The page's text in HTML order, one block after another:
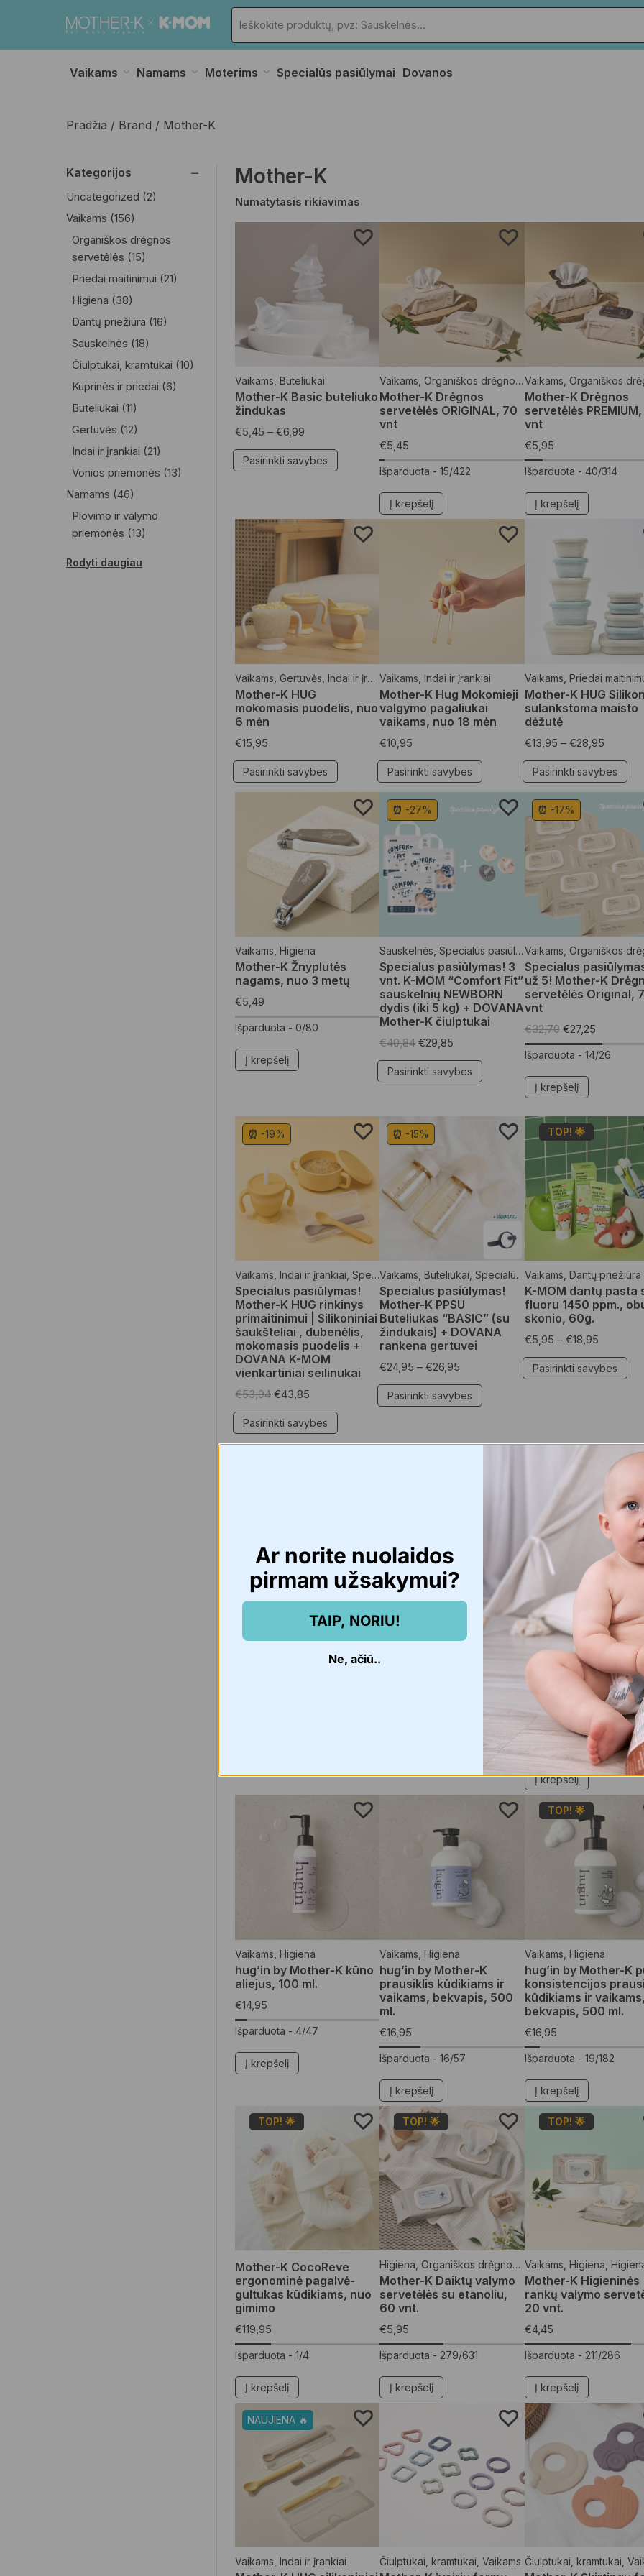
Vaikams Namams Moterims Specialūs pasiūlymai Dovanos
Pradžia Brand Mother-K
Mother-K
Vaikams Buteliukai
Mother-K Basic buteliuko
žindukas
€5,45 – €6,99
Pasirinkti savybes
Vaikams Organiškos drėgnos servetėlės
Mother-K Drėgnos
servetėlės ORIGINAL, 70
vnt
€5,45
Išparduota -15/422
Į krepšelį
Vaikams Organiškos drėgnos
Mother-K Drėgnos
servetėlės
vnt
€5,95
Išparduota - 40/314
Į krepšelį
Vaikams Gertuvės Indai ir įrankiai
Mother-K HUG
mokomasis puodelis, nuo
6 mėn
€15,95
Pasirinkti savybes
Vaikams ,Indai ir įrankiai
Mother-K Hug Mokomieji
valgymo pagaliukai
vaikams, nuo 18 mėn
€10,95
Pasirinkti savybes
Vaikams Priedai
Mother-K HUG
sulankstoma maisto
dėžutė
€13,95 – €28,95
Pasirinkti savybes
Vaikams Higiena
Mother-K Žnyplutės
nagams, nuo 3 metų
€5,49
Išparduota - 0/80
Į krepšelį
⏰ -27%
Sauskelnės ,Specialūs pasiūlymai ,Vaikams
Specialus pasiūlymas! 3
vnt. K-MOM “Comfort Fit”
sauskelnių NEWBORN
dydis (iki 5 kg) + DOVANA
Mother-K čiulptukai
€40,84 €29,85
Pasirinkti savybes
⏰ -17%
Vaikams Organiškos drėgnos
Specialus
už 5! Mother-K
servetėlės Original,
vnt
€32,70 €27,25
Išparduota - 14/26
Į krepšelį
⏰ -19%
Vaikams Indai ir įrankiai Specialūs pasiūlymai
Specialus pasiūlymas!
Mother-K HUG rinkinys
primaitinimui | Silikoniniai
šaukšteliai , dubenėlis,
mokomasis puodelis +
DOVANA K-MOM
vienkartiniai seilinukai
€53,94 €43,85
Pasirinkti savybes
⏰ -15%
Vaikams ,Buteliukai ,Specialūs pasiūlymai
Specialus pasiūlymas!
Mother-K PPSU
Buteliukas “BASIC” (su
žindukais) + DOVANA
rankena gertuvei
€24,95 –€26,95
Pasirinkti savybes
TOP! 🌟
Vaikams Dantų priežiūra
K-MOM dantų pasta
fluoru 1450 ppm.,
skonio, 60g.
€5,95 – €18,95
Pasirinkti savybes
Namams,Namų reikmenys
Mother-K Life
Nerūdijančio plieno
maišymo indų rinkinys, 4
Vaikams,Čiulptukai, kramtukai
Mother-K Multifunkcinis
Specialūs pasiūlymai,
Specialus
Mother-K “PUCOCO”
sulankstoma vonelė +
DOVANA hugin’ by
Mother-K putų
konsistencijos
kūdikiams ir vaikams
€76,94 €59,99
Išparduota -0/10
Į krepšelį
Vaikams Higiena
hug’in by Mother-K kūno
aliejus, 100 ml.
€14,95
Išparduota - 4/47
Į krepšelį
Vaikams ,Higiena
hug’in by Mother-K
prausiklis kūdikiams ir
vaikams, bekvapis, 500
ml.
€16,95
Išparduota -16/57
Į krepšelį
TOP! 🌟
Vaikams Higiena
hug’in by Mother-K
konsistencijos
kūdikiams ir vaikams,
bekvapis, 500 ml.
€16,95
Išparduota - 19/182
Į krepšelį
TOP! 🌟
Mother-K CocoReve
ergonominė pagalvė-
gultukas kūdikiams, nuo
gimimo
€119,95
Išparduota - 1/4
Į krepšelį
TOP! 🌟
Higiena Organiškos drėgnos servetėlės ,Vaikams
Mother-K Daiktų valymo
servetėlės su etanoliu,
60 vnt.
€5,95
Išparduota - 279/631
Į krepšelį
TOP! 🌟
Vaikams Higiena
Mother-K Higieninės
rankų valymo
20 vnt.
€4,45
Išparduota - 211/286
Į krepšelį
NAUJIENA 🔥
Vaikams Indai ir įrankiai Čiulptukai, kramtukai ,Vaikams Čiulptukai, kramtukai
Kategorijos
Uncategorized (2)
Vaikams (156)
Organiškos drėgnos
servetėlės (15)
Priedai maitinimui (21)
Higiena (38)
Dantų priežiūra (16)
Sauskelnės (18)
Čiulptukai, kramtukai (10)
Kuprinės ir priedai (6)
Buteliukai (11)
Gertuvės (12)
Indai ir įrankiai (21)
Vonios priemonės (13)
Namams (46)
Plovimo ir valymo
priemonės (13)
Namų reikmenys
Rodyti daugiau
Ar norite nuolaidos
pirmam užsakymui?
TAIP, NORIU!
Ne, ačiū..